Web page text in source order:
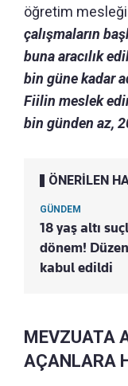
öğretim
çalışmaların
buna aracılık
bin güne kadar
Fiilin meslek
bin günden az,
ÖNERİLEN
GÜNDEM
18 yaş altı
dönem!
kabul edildi
MEVZUATA
AÇANLARA